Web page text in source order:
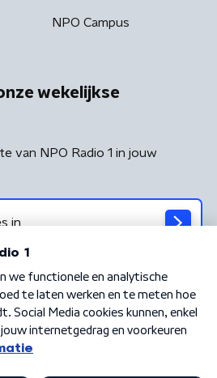
NPO Campus
wekelijkse
van NPO Radio 1 in jouw